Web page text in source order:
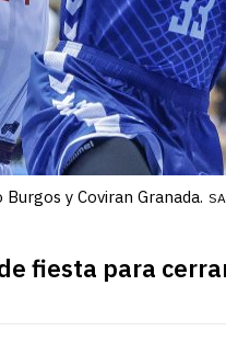
y Coviran Granada.
fiesta para